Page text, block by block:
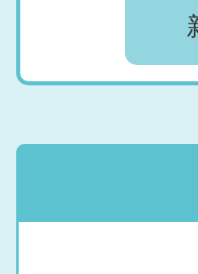
2026年08月
ふれあいバス
2026年08月
「みんなの居